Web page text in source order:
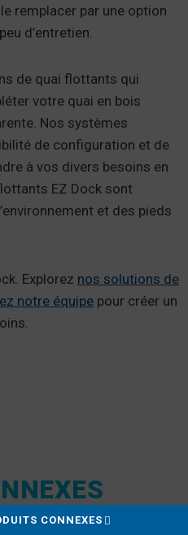
remplacer par une option
d’entretien.
de quai flottants qui
votre quai en bois
Nos systèmes
de configuration et de
à vos divers besoins en
EZ Dock sont
et des pieds
Explorez nos solutions de
notre équipe pour créer un
CONNEXES